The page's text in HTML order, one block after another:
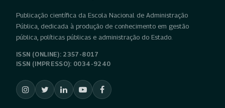
Publicação científica da Escola Nacional de Administração
Pública, dedicada à produção de conhecimento em gestão
pública, políticas públicas e administração do Estado.
ISSN (ONLINE): 2357-8017
ISSN (IMPRESSO): 0034-9240